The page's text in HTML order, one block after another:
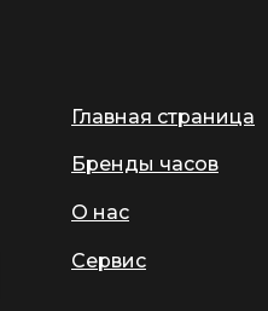
Главная страница
Бренды часов
О нас
Сервис